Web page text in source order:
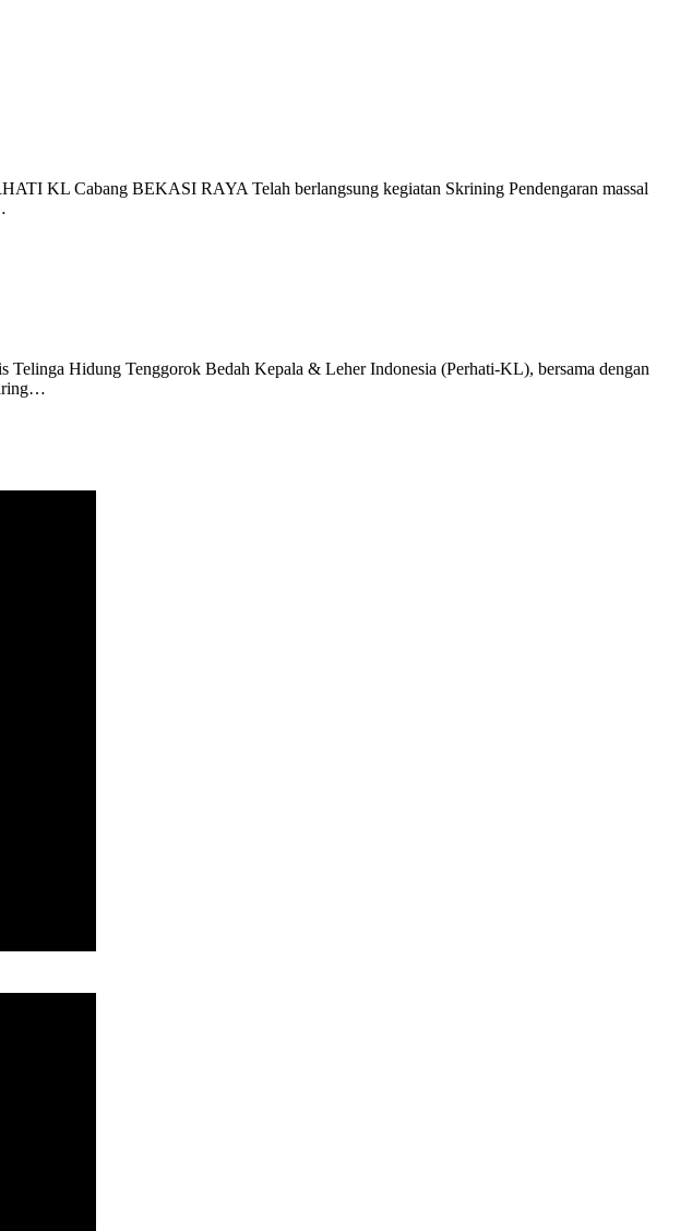
Cabang BEKASI RAYA Telah berlangsung kegiatan Skrining Pendengaran massal
Hidung Tenggorok Bedah Kepala & Leher Indonesia (Perhati-KL), bersama dengan